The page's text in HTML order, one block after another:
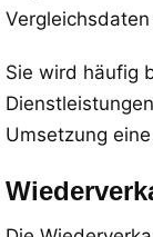
Sie wird häufig
Umsetzung